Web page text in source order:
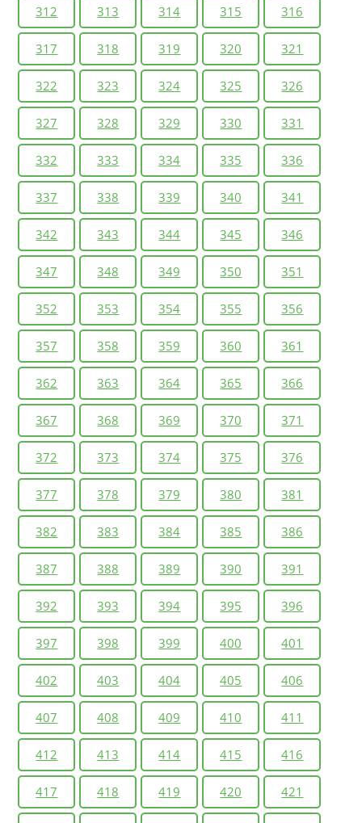
312 313 314 315 316
317 318 319 320 321
322 323 324 325 326
327 328 329 330 331
332 333 334 335 336
337 338 339 340 341
342 343 344 345 346
347 348 349 350 351
352 353 354 355 356
357 358 359 360 361
362 363 364 365 366
367 368 369 370 371
372 373 374 375 376
377 378 379 380 381
382 383 384 385 386
387 388 389 390 391
392 393 394 395 396
397 398 399 400 401
402 403 404 405 406
407 408 409 410 411
412 413 414 415 416
417 418 419 420 421